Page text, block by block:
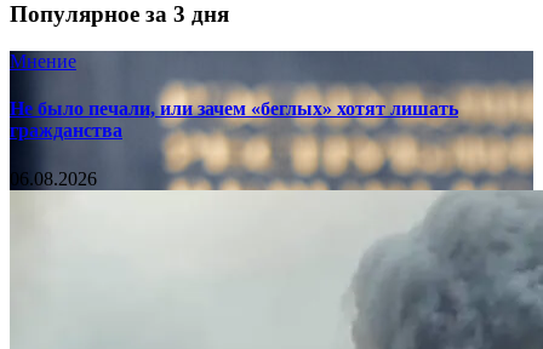
Популярное за 3 дня
Мнение
Не было печали, или зачем «беглых» хотят лишать
гражданства
06.08.2026